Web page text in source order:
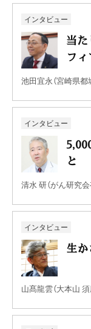
インタビュー
当た
フ
池田宜永（宮崎県都
インタビュー
と
清水 研（がん研究
インタビュー
生
山髙龍雲（大本山